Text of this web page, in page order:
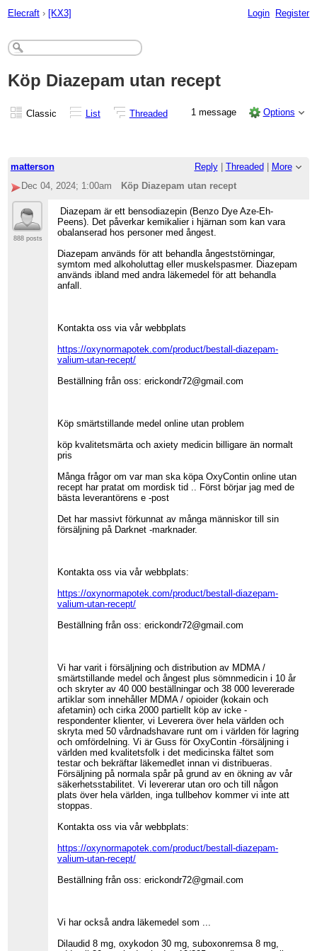
Elecraft › [KX3] Login Register
Köp Diazepam utan recept
Classic List Threaded 1 message Options
matterson Reply| Threaded
More
Dec 04, 2024; 1:00am
Köp Diazepam utan recept
888 posts
Diazepam är ett bensodiazepin (Benzo Dye Aze-Eh-
Peens). Det påverkar kemikalier i hjärnan som kan vara
obalanserad hos personer med ångest.
Diazepam används för att behandla ångeststörningar,
symtom med alkoholuttag eller muskelspasmer. Diazepam
används ibland med andra läkemedel för att behandla
anfall.
Kontakta oss via vår webbplats
https://oxynormapotek.com/product/bestall-diazepam-
valium-utan-recept/
Beställning från oss: erickondr72@gmail.com
Köp smärtstillande medel online utan problem
köp kvalitetsmärta och axiety medicin billigare än normalt
pris
Många frågor om var man ska köpa OxyContin online utan
recept har pratat om mordisk tid .. Först börjar jag med de
bästa leverantörens e -post
Det har massivt förkunnat av många människor till sin
försäljning på Darknet -marknader.
Kontakta oss via vår webbplats:
https://oxynormapotek.com/product/bestall-diazepam-
valium-utan-recept/
Beställning från oss: erickondr72@gmail.com
Vi har varit i försäljning och distribution av MDMA /
smärtstillande medel och ångest plus sömnmedicin i 10 år
och skryter av 40 000 beställningar och 38 000 levererade
artiklar som innehåller MDMA / opioider (kokain och
afetamin) och cirka 2000 partiellt köp av icke -
respondenter klienter, vi Leverera över hela världen och
skryta med 50 vårdnadshavare runt om i världen för lagring
och omfördelning. Vi är Guss för OxyContin -försäljning i
världen med kvalitetsfolk i det medicinska fältet som
testar och bekräftar läkemedlet innan vi distribueras.
Försäljning på normala spår på grund av en ökning av vår
säkerhetsstabilitet. Vi levererar utan oro och till någon
plats över hela världen, inga tullbehov kommer vi inte att
stoppas.
Kontakta oss via vår webbplats:
https://oxynormapotek.com/product/bestall-diazepam-
valium-utan-recept/
Beställning från oss: erickondr72@gmail.com
Vi har också andra läkemedel som ...
Dilaudid 8 mg, oxykodon 30 mg, suboxonremsa 8 mg,